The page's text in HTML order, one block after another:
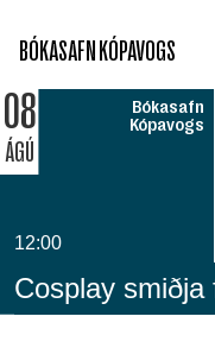
BÓKASAFN KÓPAVOGS
08
ÁGÚ
Bókasafn
Kópavogs
12:00
Cosplay smiðja